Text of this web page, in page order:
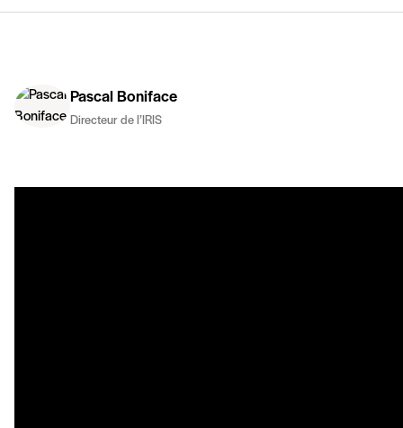
Pascal Boniface
Directeur de l’IRIS